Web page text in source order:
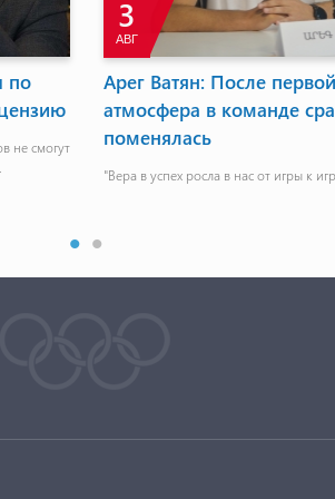
по
не смогут
3
АВГ
Арег Ватян: После
атмосфера в команде
поменялась
"Вера в успех росла в нас от игры к